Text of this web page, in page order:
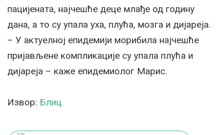
пацијената, најчешће деце млађе од годину
дана, а то су упала уха, плућа, мозга и дијареја.
– У актуелној епидемији морибила најчешће
пријављене компликације су упала плућа и
дијареја – каже епидемиолог Марис.
Извор: Блиц